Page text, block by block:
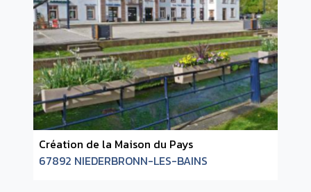
Création de la Maison du Pays
67892 NIEDERBRONN-LES-BAINS